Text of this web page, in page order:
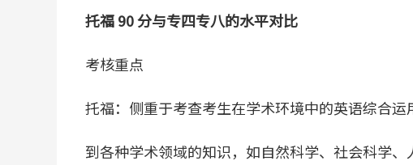
托福 90 分与专四专八的水平对比
考核重点
托福：侧重于考查考生在学术环境中的英语综合
到各种学术领域的知识，如自然科学、社会科学